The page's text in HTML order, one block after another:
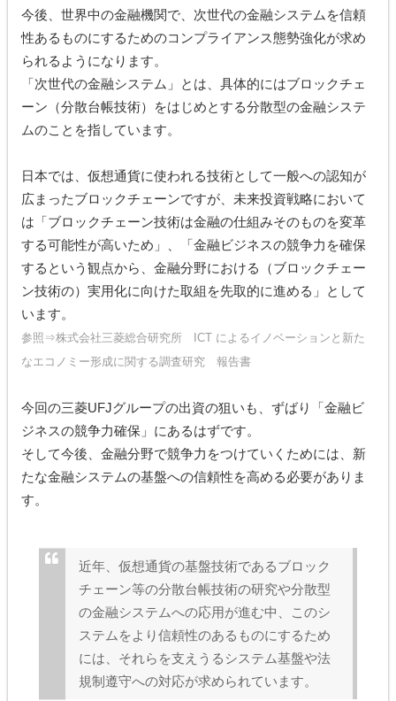
今後、世界中の金融機関で、次世代の金融システムを信頼
性あるものにするためのコンプライアンス態勢強化が求め
られるようになります。
「次世代の金融システム」とは、具体的にはブロックチェ
ーン（分散台帳技術）をはじめとする分散型の金融システ
ムのことを指しています。
日本では、仮想通貨に使われる技術として一般への認知が
広まったブロックチェーンですが、未来投資戦略において
は「ブロックチェーン技術は金融の仕組みそのものを変革
する可能性が高いため」、「金融ビジネスの競争力を確保
するという観点から、金融分野における（ブロックチェー
ン技術の）実用化に向けた取組を先取的に進める」として
います。
参照⇒株式会社三菱総合研究所 ICT によるイノベーションと新た
なエコノミー形成に関する調査研究 報告書
今回の三菱UFJグループの出資の狙いも、ずばり「金融ビ
ジネスの競争力確保」にあるはずです。
そして今後、金融分野で競争力をつけていくためには、新
たな金融システムの基盤への信頼性を高める必要がありま
す。
近年、仮想通貨の基盤技術であるブロック
チェーン等の分散台帳技術の研究や分散型
の金融システムへの応用が進む中、このシ
ステムをより信頼性のあるものにするため
には、それらを支えうるシステム基盤や法
規制遵守への対応が求められています。